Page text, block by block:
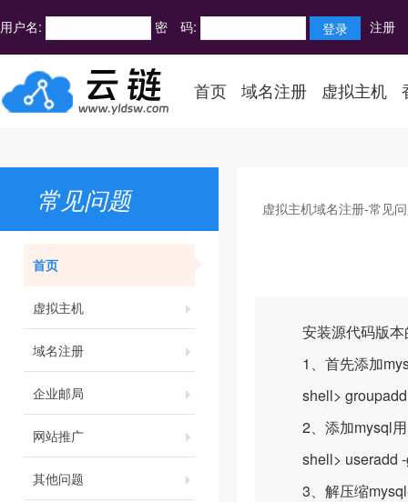
用户名: 密 码: 注册
首页 域名注册 虚拟主机
常见问题
首页
虚拟主机
域名注册
企业邮局
网站推广
其他问题
虚拟主机域名注册-常见
安装源代码版本
1、首先添加
shell> groupadd
2、添加mysql用
shell> useradd -
3、解压缩mysql-